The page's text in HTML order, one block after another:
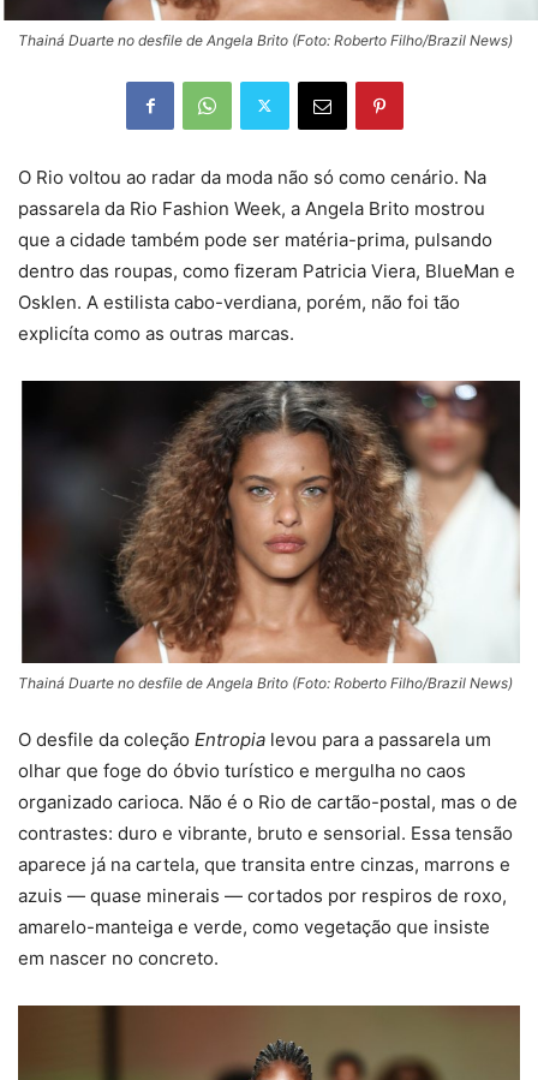
Thainá Duarte no desfile de Angela Brito (Foto: Roberto Filho/Brazil News)
O Rio voltou ao radar da moda não só como cenário. Na
passarela da Rio Fashion Week, a Angela Brito mostrou
que a cidade também pode ser matéria-prima, pulsando
dentro das roupas, como fizeram Patricia Viera, BlueMan e
Osklen. A estilista cabo-verdiana, porém, não foi tão
explicíta como as outras marcas.
Thainá Duarte no desfile de Angela Brito (Foto: Roberto Filho/Brazil News)
O desfile da coleção Entropia levou para a passarela um
olhar que foge do óbvio turístico e mergulha no caos
organizado carioca. Não é o Rio de cartão-postal, mas o de
contrastes: duro e vibrante, bruto e sensorial. Essa tensão
aparece já na cartela, que transita entre cinzas, marrons e
azuis — quase minerais — cortados por respiros de roxo,
amarelo-manteiga e verde, como vegetação que insiste
em nascer no concreto.